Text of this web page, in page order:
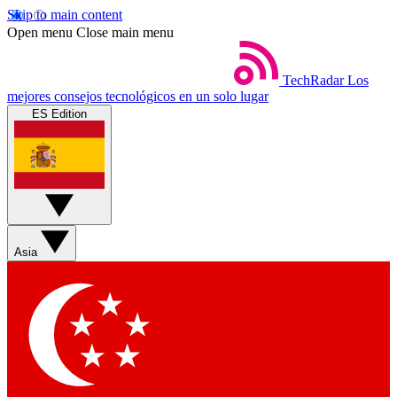
Skip to main content
Open menu Close main menu
TechRadar Los
mejores consejos tecnológicos en un solo lugar
ES Edition
Asia